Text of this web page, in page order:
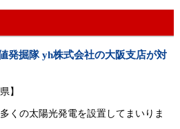
発掘隊 yh株式会社の大阪支店が対
】
くの太陽光発電を設置してまいりま